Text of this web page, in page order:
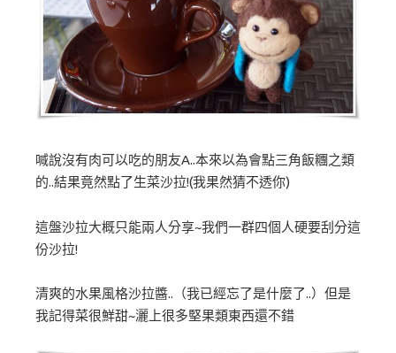
喊說沒有肉可以吃的朋友A..本來以為會點三角飯糰之類
的..結果竟然點了生菜沙拉!(我果然猜不透你)
這盤沙拉大概只能兩人分享~我們一群四個人硬要刮分這
份沙拉!
清爽的水果風格沙拉醬..（我已經忘了是什麼了..）但是
我記得菜很鮮甜~灑上很多堅果類東西還不錯